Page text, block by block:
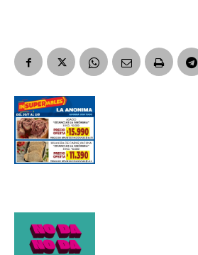
Suscribirme gratis
Dirección de correo electrónico
Nombre
Número de teléfono